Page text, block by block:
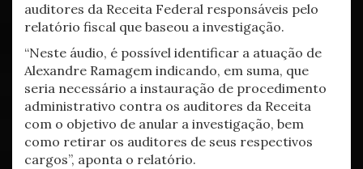
auditores da Receita Federal responsáveis pelo
relatório fiscal que baseou a investigação.
“Neste áudio, é possível identificar a atuação de
Alexandre Ramagem indicando, em suma, que
seria necessário a instauração de procedimento
administrativo contra os auditores da Receita
com o objetivo de anular a investigação, bem
como retirar os auditores de seus respectivos
cargos”, aponta o relatório.